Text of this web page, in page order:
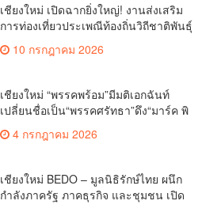
เชียงใหม่ เปิดฉากยิ่งใหญ่! งานส่งเสริม
การท่องเที่ยวประเพณีท้องถิ่นวิถีชาติพันธุ์
10 กรกฎาคม 2026
เชียงใหม่ “พรรคพร้อม”มีมติเอกฉันท์
เปลี่ยนชื่อเป็น“พรรคศรัทธา”ดึง“มาร์ค พิ
4 กรกฎาคม 2026
เชียงใหม่ BEDO – มูลนิธิรักษ์ไทย ผนึก
กำลังภาครัฐ ภาคธุรกิจ และชุมชน เปิด